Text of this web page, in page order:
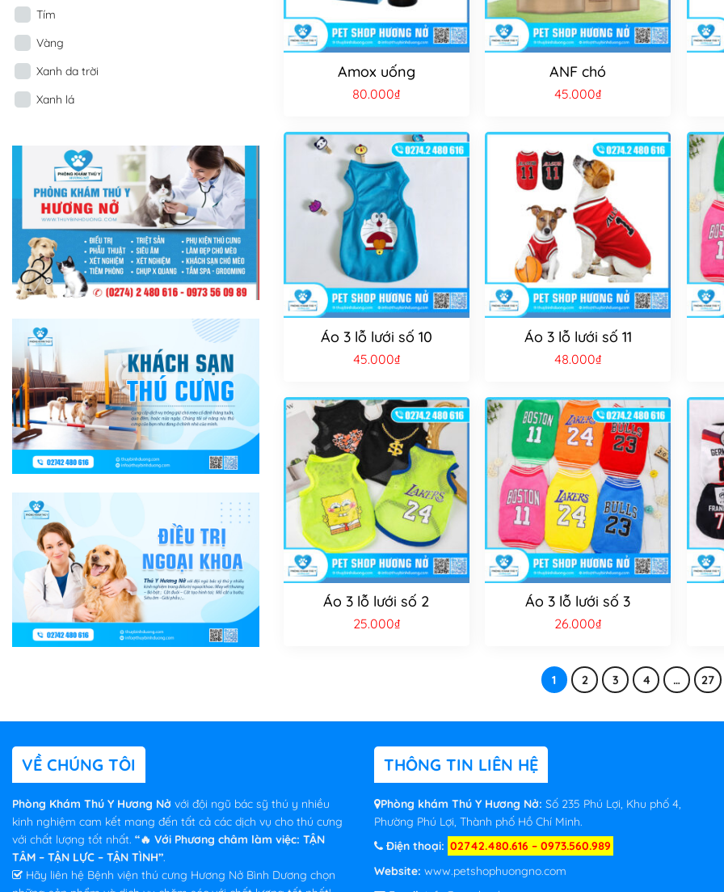
Tím
Vàng
Xanh da trời
Xanh lá
Amox uống
80.000₫
ANF chó
45.000₫
Áo 3 lỗ lưới số 10
45.000₫
Áo 3 lỗ lưới số 11
48.000₫
Áo 3 lỗ lưới số 2
25.000₫
Áo 3 lỗ lưới số 3
26.000₫
1 2 3 4 … 27
VỀ CHÚNG TÔI
Phòng Khám Thú Y Hương Nở với đội ngũ bác sỹ thú y nhiều
kinh nghiệm cam kết mang đến tất cả các dịch vụ cho thú cưng
với chất lượng tốt nhất. “🔥 Với Phương châm làm việc: TẬN
TÂM – TẬN LỰC – TẬN TÌNH”.
Hãy liên hệ Bệnh viện thú cưng Hương Nở Bình Dương chọn
THÔNG TIN LIÊN HỆ
Phòng khám Thú Y Hương Nở: Số 235 Phú Lợi, Khu phố 4,
Phường Phú Lợi, Thành phố Hồ Chí Minh.
Điện thoại: 02742.480.616 – 0973.560.989
Website: www.petshophuongno.com